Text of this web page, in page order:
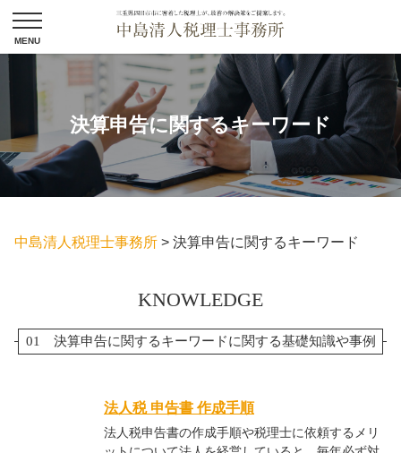
決算申告に関するキーワード
中島清人税理士事務所 > 決算申告に関するキーワード
KNOWLEDGE
01 決算申告に関するキーワードに関する基礎知識や事例
法人税 申告書 作成手順
法人税申告書の作成手順や税理士に依頼するメリ